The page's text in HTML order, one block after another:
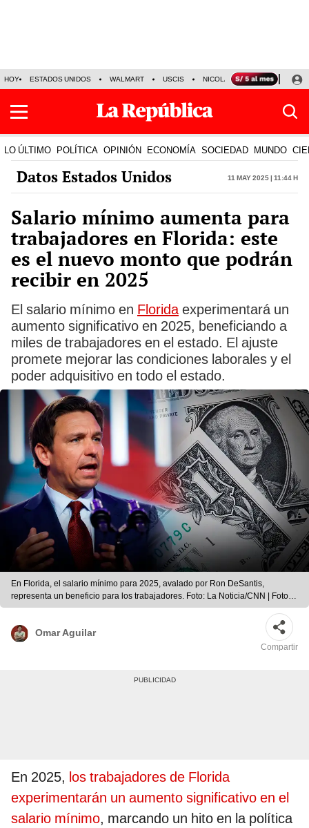
HOY ESTADOS UNIDOS WALMART USCIS NICOLÁS MADURO P-8
LO ÚLTIMO POLÍTICA OPINIÓN ECONOMÍA SOCIEDAD MUNDO
Datos Estados Unidos 11 May 2025 | 11:44 h
Salario mínimo aumenta para
trabajadores en Florida: este
es el nuevo monto que podrán
recibir en 2025
El salario mínimo en Floridaexperimentará un
aumento significativo en 2025, beneficiando a
miles de trabajadores en el estado. El ajuste
promete mejorar las condiciones laborales y el
poder adquisitivo en todo el estado.
En Florida, el salario mínimo para 2025, avalado por Ron DeSantis,
representa un beneficio para los trabajadores. Foto: La Noticia/CNN | Foto:
La Noticia/CNN
Omar Aguilar
Compartir
En 2025, los trabajadores de Florida
experimentarán un aumento significativo en el
salario mínimo, marcando un hito en la política